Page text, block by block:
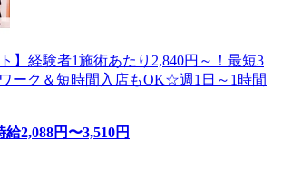
】経験者1施術あたり2,840円～！最短3
ーク＆短時間入店もOK☆週1日～1時間
給2,088円〜3,510円